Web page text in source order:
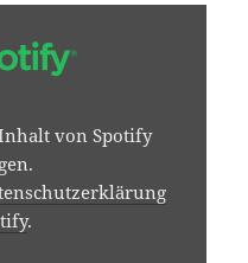
von Spotify
.